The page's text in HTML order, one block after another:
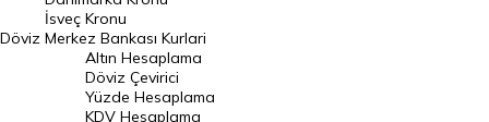
Kanada Doları Kuru
Norveç Kronu Kuru
İsveç Kronu Kuru
Japon Yeni Kuru
Döviz
İsveç Kronu
Merkez Bankası Kurlari
Altın Hesaplama
Döviz Çevirici
Yüzde Hesaplama
KDV Hesaplama